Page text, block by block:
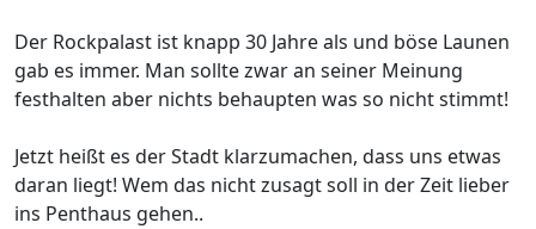
Der Rockpalast ist knapp 30 Jahre als und böse Launen
gab es immer. Man sollte zwar an seiner Meinung
festhalten aber nichts behaupten was so nicht stimmt!
Jetzt heißt es der Stadt klarzumachen, dass uns etwas
daran liegt! Wem das nicht zusagt soll in der Zeit lieber
ins Penthaus gehen..